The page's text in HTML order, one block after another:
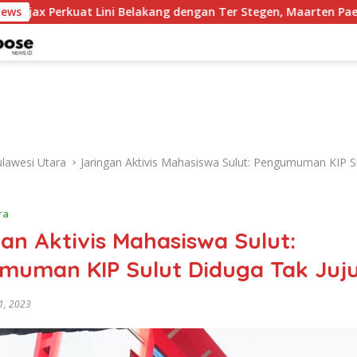
Lini Belakang dengan Ter Stegen, Maarten Paes Ditantang
Utara
Jaringan Aktivis Mahasiswa Sulut: Pengumuman KIP
Aktivis Mahasiswa Sulut:
KIP Sulut Diduga Tak
2023